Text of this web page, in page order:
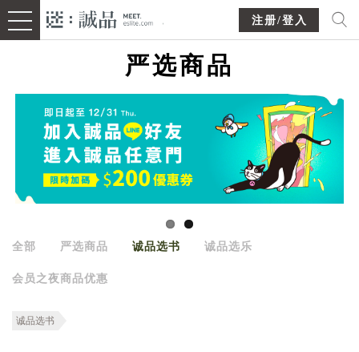
注册/登入
严选商品
全部 严选商品 诚品选书 诚品选乐
会员之夜商品优惠
诚品选书